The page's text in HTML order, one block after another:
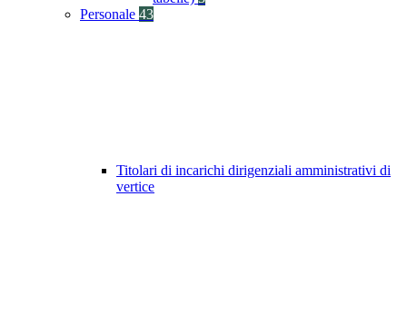
Personale 43
Titolari di incarichi dirigenziali amministrativi di
vertice